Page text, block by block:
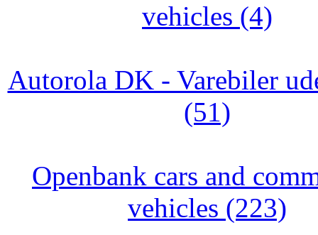
vehicles (4)
Autorola DK - Varebiler
(51)
Openbank cars and
vehicles (223)